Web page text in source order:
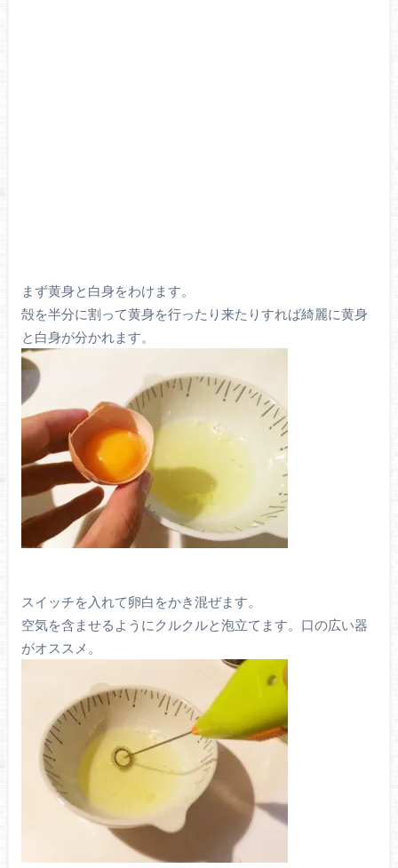
まず黄身と白身をわけます。
殻を半分に割って黄身を行ったり来たりすれば綺麗に黄身
と白身が分かれます。
スイッチを入れて卵白をかき混ぜます。
空気を含ませるようにクルクルと泡立てます。口の広い器
がオススメ。